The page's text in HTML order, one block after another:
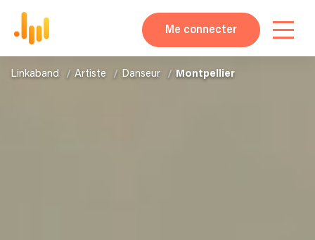
Me connecter
Linkaband Artiste Danseur Montpellier